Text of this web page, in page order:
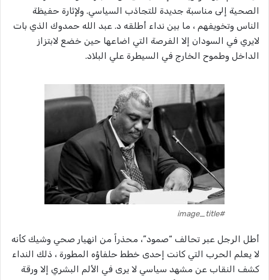
الصحية إلى مناسبة جديدة للتجاذب السياسي. ولإثارة حفيظة
الناس وتخويفهم ، ما بين نداء أطلقه د. عبد الله حمدوك الذي بات
لايري في السودان إلا الفرصة التي اضاعها حين خضع لابتزاز
الداخل وطموح الخارج في السيطرة علي البلاد.
#image_title
أطل الرجل عبر تحالف “صمود”، محذراً من انهيار صحي وشيك كأنه
لا يعلم الحرب التي كانت إحدى خطط حلفاؤه المطورة ، ذلك النداء
كشف النقاب عن مشهد سياسي لا يرى في الألم البشري إلا ورقة